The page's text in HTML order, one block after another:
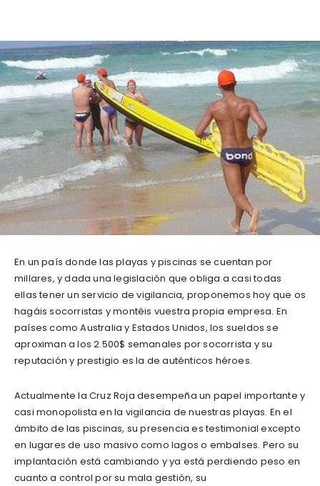
En un país donde las playas y piscinas se cuentan por
millares, y dada una legislación que obliga a casi todas
ellas tener un servicio de vigilancia, proponemos hoy que os
hagáis socorristas y montéis vuestra propia empresa. En
países como Australia y Estados Unidos, los sueldos se
aproximan a los 2.500$ semanales por socorrista y su
reputación y prestigio es la de auténticos héroes.
Actualmente la Cruz Roja desempeña un papel importante y
casi monopolista en la vigilancia de nuestras playas. En el
ámbito de las piscinas, su presencia es testimonial excepto
en lugares de uso masivo como lagos o embalses. Pero su
implantación está cambiando y ya está perdiendo peso en
cuanto a control por su mala gestión, su